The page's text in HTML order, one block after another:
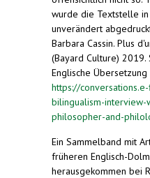
wurde die Textstelle
unverändert
Barbara Cassin. Plus
(Bayard Culture) 2019.
Englische
https://
bilingualism-interview-
philosopher-and-
Ein Sammelband mit
früheren Englisch-
herausgekommen bei